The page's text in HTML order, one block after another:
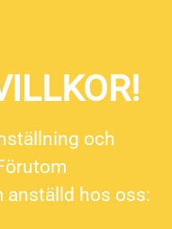
och
anställd hos oss: